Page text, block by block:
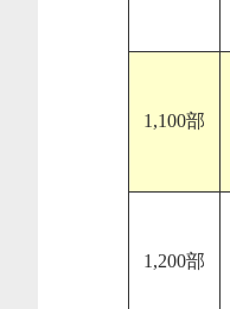
1,100部
1,200部